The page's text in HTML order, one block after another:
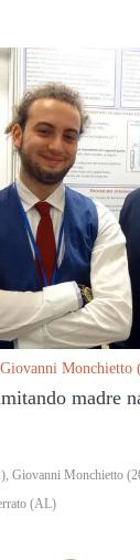
Giovanni
madre
Giovanni Monchietto
(AL)